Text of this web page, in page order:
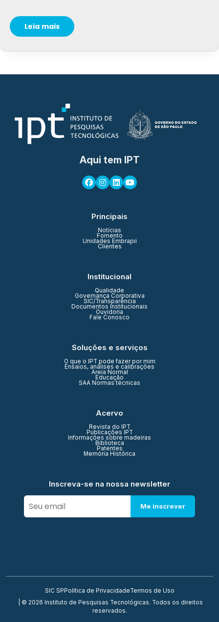
Leia mais
Aqui tem IPT
Principais
Notícias
Fomento
Unidades Embrapii
Clientes
Institucional
Qualidade
Governança Corporativa
SIC/Transparência
Documentos Institucionais
Ouvidoria
Fale Conosco
Soluções e serviços
O que o IPT pode fazer por mim
Ensaios, análises e calibrações
Areia Normal
Educação
SAA Normas técnicas
Acervo
Revista do IPT
Publicações IPT
Informações sobre madeiras
Biblioteca
Patentes
Memória Histórica
Inscreva-se na nossa newsletter
Me inscrever
SIC SP Política de PrivacidadeTermos de Uso
| © 2026 Instituto de Pesquisas Tecnológicas. Todos os direitos
reservados.